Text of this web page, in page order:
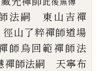
法嗣
東山吉禪
徑山了粹禪師道場
師烏回範禪師法
禪師法嗣 天寧布